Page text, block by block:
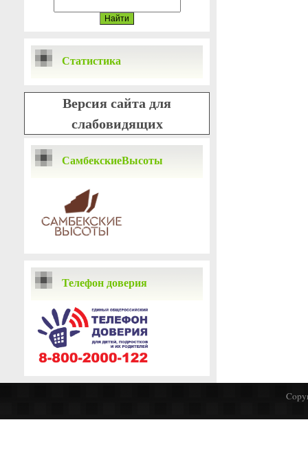
Статистика
Версия сайта для
слабовидящих
СамбекскиеВысоты
Телефон доверия